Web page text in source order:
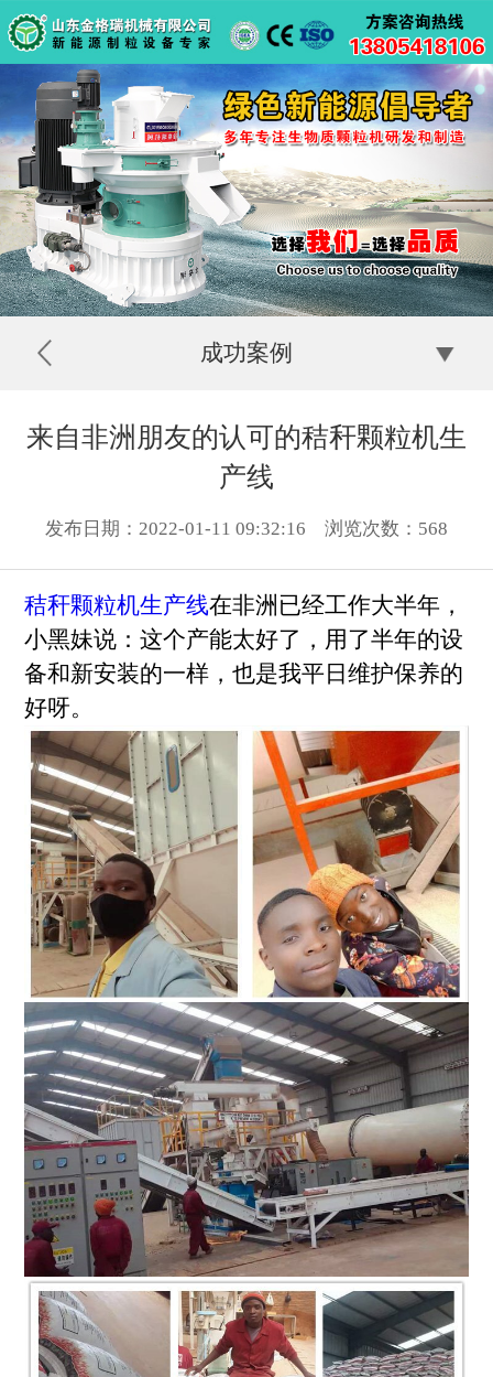
成功案例
来自非洲朋友的认可的秸秆颗粒机生
产线
发布日期：2022-01-11 09:32:16 浏览次数： 568
秸秆颗粒机生产线在非洲已经工作大半年，
小黑妹说：这个产能太好了，用了半年的设
备和新安装的一样，也是我平日维护保养的
好呀。